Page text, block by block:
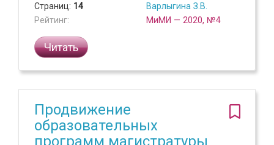
Страниц: 14
Рейтинг:
Варлыгина З.В.
МиМИ — 2020, №4
Читать
Продвижение
образовательных
программ магистратуры